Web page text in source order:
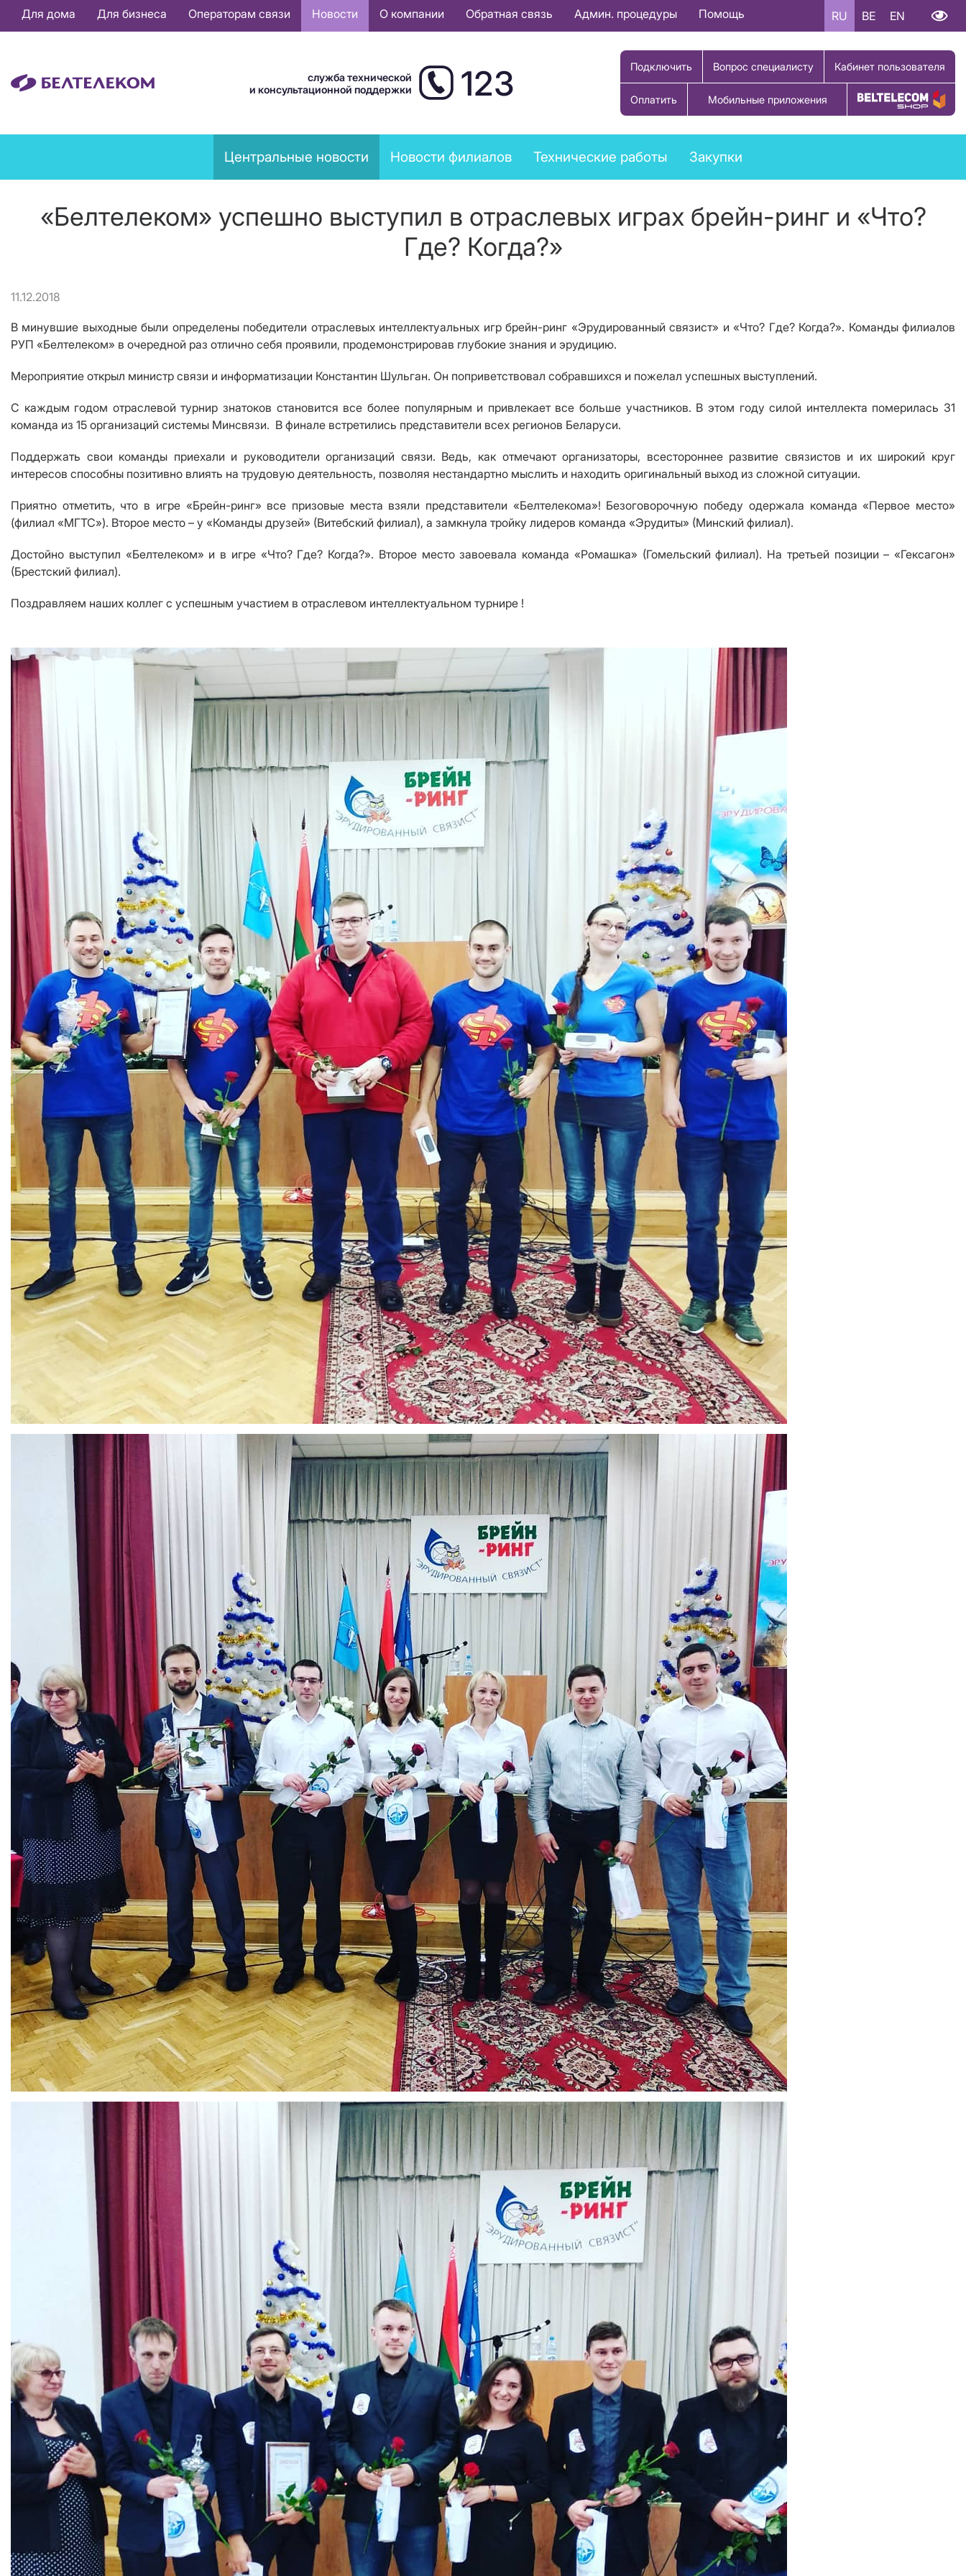
Основная
навигация
Для дома Для бизнеса Операторам связи Новости О компании Обратная связь Админ. процедуры Помощь RU BE EN
служба технической
и консультационной поддержки
123 Подключить Вопрос специалисту Кабинет пользователя
Оплатить Мобильные приложения Купить товар
News
menu
Центральные новости Новости филиалов Технические работы Закупки
«Белтелеком» успешно выступил в отраслевых играх брейн-ринг и «Что?
Где? Когда?»
11.12.2018
В минувшие выходные были определены победители отраслевых интеллектуальных игр брейн-ринг «Эрудированный связист» и «Что? Где? Когда?». Команды филиалов
РУП «Белтелеком» в очередной раз отлично себя проявили, продемонстрировав глубокие знания и эрудицию.
Мероприятие открыл министр связи и информатизации Константин Шульган. Он поприветствовал собравшихся и пожелал успешных выступлений.
С каждым годом отраслевой турнир знатоков становится все более популярным и привлекает все больше участников. В этом году силой интеллекта померилась 31
команда из 15 организаций системы Минсвязи. В финале встретились представители всех регионов Беларуси.
Поддержать свои команды приехали и руководители организаций связи. Ведь, как отмечают организаторы, всестороннее развитие связистов и их широкий круг
интересов способны позитивно влиять на трудовую деятельность, позволяя нестандартно мыслить и находить оригинальный выход из сложной ситуации.
Приятно отметить, что в игре «Брейн-ринг» все призовые места взяли представители «Белтелекома»! Безоговорочную победу одержала команда «Первое место»
(филиал «МГТС»). Второе место – у «Команды друзей» (Витебский филиал), а замкнула тройку лидеров команда «Эрудиты» (Минский филиал).
Достойно выступил «Белтелеком» и в игре «Что? Где? Когда?». Второе место завоевала команда «Ромашка» (Гомельский филиал). На третьей позиции – «Гексагон»
(Брестский филиал).
Поздравляем наших коллег с успешным участием в отраслевом интеллектуальном турнире !